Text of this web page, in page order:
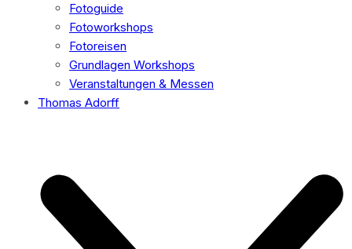
Fotoguide
Fotoworkshops
Fotoreisen
Grundlagen Workshops
Veranstaltungen & Messen
Thomas Adorff